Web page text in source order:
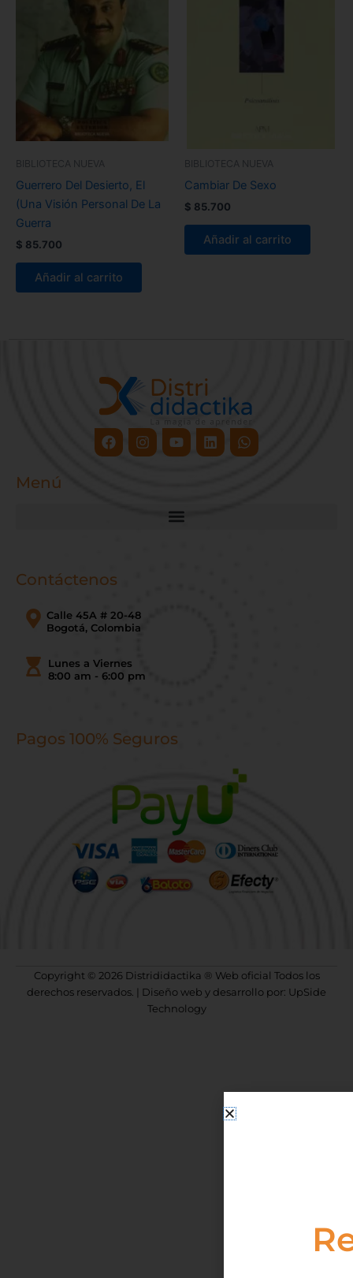
BIBLIOTECA NUEVA
Guerrero Del Desierto, El
(Una Visión Personal De La
Guerra
$ 85.700
Añadir al carrito
BIBLIOTECA NUEVA
Cambiar De Sexo
$ 85.700
Añadir al carrito
FacebookInstagram
YoutubeLinkedinWhatsapp
Menú
Contáctenos
Calle 45A # 20-48
Bogotá, Colombia
Lunes a Viernes
8:00 am - 6:00 pm
Pagos 100% Seguros
Copyright © 2026 Distrididactika ® Web oficial Todos los
derechos reservados. | Diseño web y desarrollo por: UpSide
Technology